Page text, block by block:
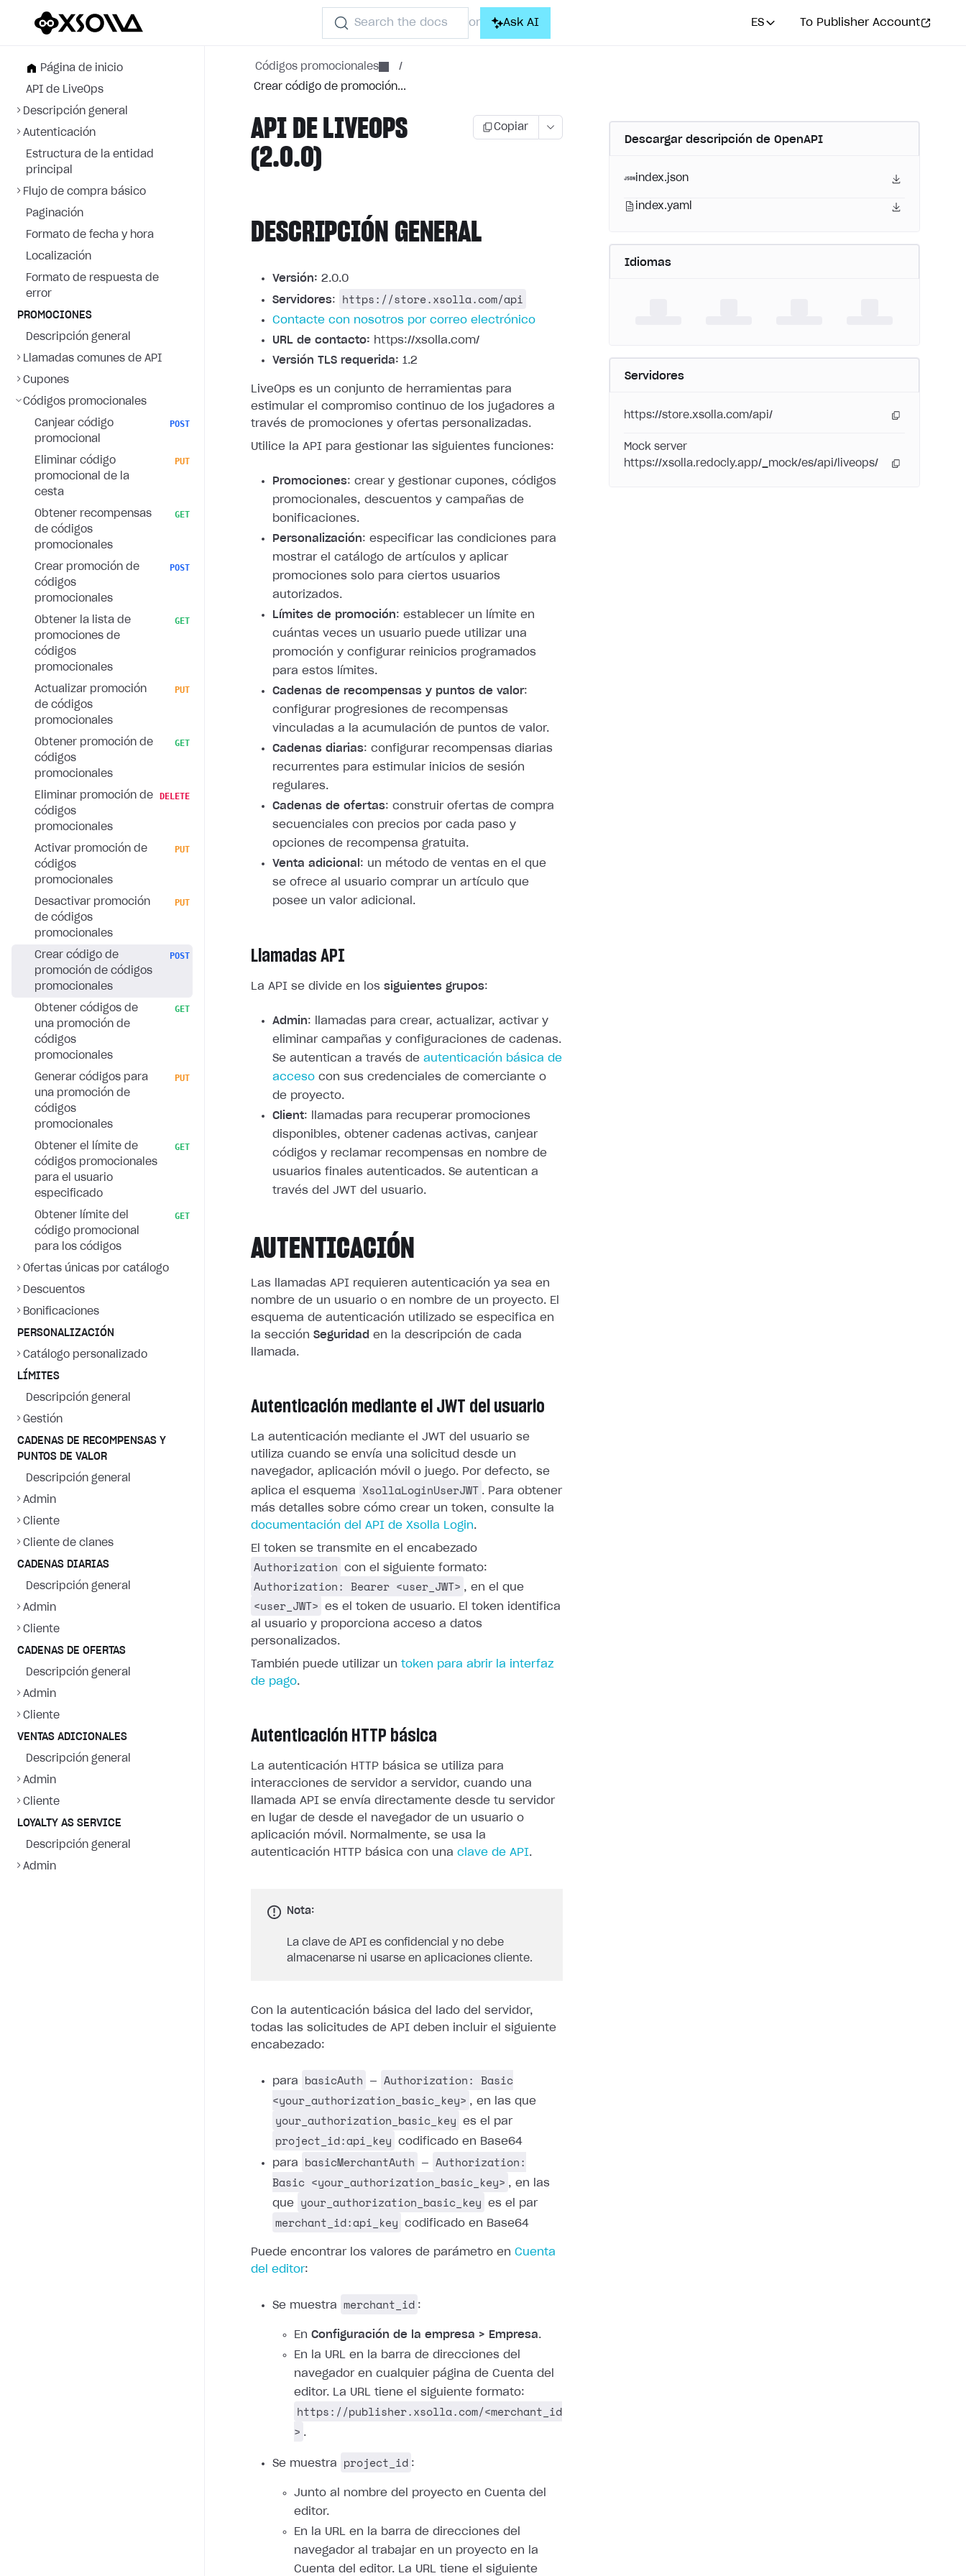
Search the docs or Ask AI ES To Publisher Account
Página de inicio
API de LiveOps
Descripción general
Autenticación
Estructura de la entidad
principal
Flujo de compra básico
Paginación
Formato de fecha y hora
Localización
Formato de respuesta de
error
PROMOCIONES
Descripción general
Llamadas comunes de API
Cupones
Códigos promocionales
Canjear código
promocional
POST
Eliminar código
promocional de la
cesta
PUT
Obtener recompensas
de códigos
promocionales
GET
Crear promoción de
códigos
promocionales
POST
Obtener la lista de
promociones de
códigos
promocionales
GET
Actualizar promoción
de códigos
promocionales
PUT
Obtener promoción de
códigos
promocionales
GET
Eliminar promoción de
códigos
promocionales
DELETE
Activar promoción de
códigos
promocionales
PUT
Desactivar promoción
de códigos
promocionales
PUT
Crear código de
promoción de códigos
promocionales
POST
Obtener códigos de
una promoción de
códigos
promocionales
GET
Generar códigos para
una promoción de
códigos
promocionales
PUT
Obtener el límite de
códigos promocionales
para el usuario
especificado
GET
Obtener límite del
código promocional
para los códigos
GET
Ofertas únicas por catálogo
Descuentos
Bonificaciones
PERSONALIZACIÓN
Catálogo personalizado
LÍMITES
Descripción general
Gestión
CADENAS DE RECOMPENSAS Y
PUNTOS DE VALOR
Descripción general
Admin
Cliente
Cliente de clanes
CADENAS DIARIAS
Descripción general
Admin
Cliente
CADENAS DE OFERTAS
Descripción general
Admin
Cliente
VENTAS ADICIONALES
Descripción general
Admin
Cliente
LOYALTY AS SERVICE
Descripción general
Admin
Códigos promocionales
/
Crear código de promoción...
API DE LIVEOPS
(2.0.0)
Copiar
DESCRIPCIÓN GENERAL
Versión: 2.0.0
Servidores: https://store.xsolla.com/api
Contacte con nosotros por correo electrónico
URL de contacto: https://xsolla.com/
Versión TLS requerida: 1.2
LiveOps es un conjunto de herramientas para
estimular el compromiso continuo de los jugadores a
través de promociones y ofertas personalizadas.
Utilice la API para gestionar las siguientes funciones:
Promociones: crear y gestionar cupones, códigos
promocionales, descuentos y campañas de
bonificaciones.
Personalización: especificar las condiciones para
mostrar el catálogo de artículos y aplicar
promociones solo para ciertos usuarios
autorizados.
Límites de promoción: establecer un límite en
cuántas veces un usuario puede utilizar una
promoción y configurar reinicios programados
para estos límites.
Cadenas de recompensas y puntos de valor:
configurar progresiones de recompensas
vinculadas a la acumulación de puntos de valor.
Cadenas diarias: configurar recompensas diarias
recurrentes para estimular inicios de sesión
regulares.
Cadenas de ofertas: construir ofertas de compra
secuenciales con precios por cada paso y
opciones de recompensa gratuita.
Venta adicional : un método de ventas en el que
se ofrece al usuario comprar un artículo que
posee un valor adicional.
Llamadas API
La API se divide en los siguientes grupos:
Admin: llamadas para crear, actualizar, activar y
eliminar campañas y configuraciones de cadenas.
Se autentican a través de autenticación básica de
acceso con sus credenciales de comerciante o
de proyecto.
Client: llamadas para recuperar promociones
disponibles, obtener cadenas activas, canjear
códigos y reclamar recompensas en nombre de
usuarios finales autenticados. Se autentican a
través del JWT del usuario.
AUTENTICACIÓN
Las llamadas API requieren autenticación ya sea en
nombre de un usuario o en nombre de un proyecto. El
esquema de autenticación utilizado se especifica en
la sección Seguridad en la descripción de cada
llamada.
Autenticación mediante el JWT del usuario
La autenticación mediante el JWT del usuario se
utiliza cuando se envía una solicitud desde un
navegador, aplicación móvil o juego. Por defecto, se
aplica el esquema
XsollaLoginUserJWT . Para obtener
más detalles sobre cómo crear un token, consulte la
documentación del API de Xsolla Login.
El token se transmite en el encabezado
Authorization con el siguiente formato:
Authorization: Bearer <user_JWT> , en el que
<user_JWT>
es el token de usuario. El token identifica
al usuario y proporciona acceso a datos
personalizados.
También puede utilizar un token para abrir la interfaz
de pago.
Autenticación HTTP básica
La autenticación HTTP básica se utiliza para
interacciones de servidor a servidor, cuando una
llamada API se envía directamente desde tu servidor
en lugar de desde el navegador de un usuario o
aplicación móvil. Normalmente, se usa la
autenticación HTTP básica con una clave de API.
Nota:
La clave de API es confidencial y no debe
almacenarse ni usarse en aplicaciones cliente.
Con la autenticación básica del lado del servidor,
todas las solicitudes de API deben incluir el siguiente
encabezado:
para basicAuth —
Authorization: Basic
<your_authorization_basic_key> , en las que
your_authorization_basic_key es el par
project_id:api_key
codificado en Base64
para
basicMerchantAuth —
Authorization:
Basic <your_authorization_basic_key> , en las
que
your_authorization_basic_key es el par
merchant_id:api_key codificado en Base64
Puede encontrar los valores de parámetro en Cuenta
del editor:
Se muestra merchant_id :
En Configuración de la empresa > Empresa.
En la URL en la barra de direcciones del
navegador en cualquier página de Cuenta del
editor. La URL tiene el siguiente formato:
https://publisher.xsolla.com/<merchant_id
> .
Se muestra project_id :
Junto al nombre del proyecto en Cuenta del
editor.
En la URL en la barra de direcciones del
navegador al trabajar en un proyecto en la
Cuenta del editor. La URL tiene el siguiente
Descargar descripción de OpenAPI
index.json
index.yaml
Idiomas
Servidores
https://store.xsolla.com/api/
Mock server
https://xsolla.redocly.app/_mock/es/api/liveops/